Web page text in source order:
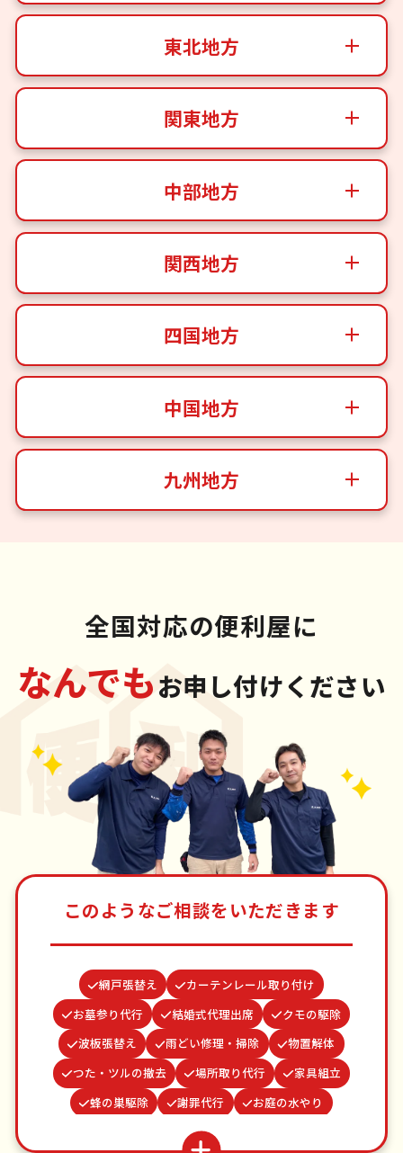
東北地方
関東地方
中部地方
関西地方
四国地方
中国地方
九州地方
全国対応の便利屋に
なんでもお申し付けください
このようなご相談をいただきます
網戸張替え
カーテンレール取り付け
お墓参り代行
結婚式代理出席
クモの駆除
波板張替え
雨どい修理・掃除
物置解体
つた・ツルの撤去
場所取り代行
家具組立
蜂の巣駆除
謝罪代行
お庭の水やり
ゴキブリ駆除